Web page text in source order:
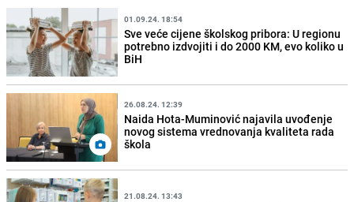
01.09.24. 18:54
Sve veće cijene školskog pribora: U regionu
potrebno izdvojiti i do 2000 KM, evo koliko u
BiH
26.08.24. 12:39
Naida Hota-Muminović najavila uvođenje
novog sistema vrednovanja kvaliteta rada
škola
21.08.24. 13:43